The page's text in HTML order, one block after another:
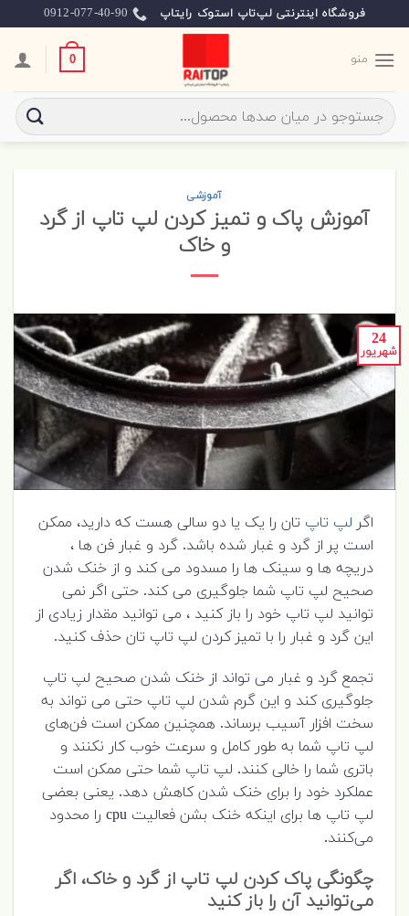
to
content
فروشگاه اینترنتی لپ‌تاپ استوک رایتاپ 0912-077-40-90
منو 0
جستجو
برای:
آموزشی
آموزش پاک و تمیز کردن لپ تاپ از گرد
و خاک
24
شهریور
اگر لپ تاپ تان را یک یا دو سالی هست که دارید، ممکن
است پر از گرد و غبار شده باشد. گرد و غبار فن ها ،
دریچه ها و سینک ها را مسدود می کند و از خنک شدن
صحیح لپ تاپ شما جلوگیری می کند. حتی اگر نمی
توانید لپ تاپ خود را باز کنید ، می توانید مقدار زیادی از
این گرد و غبار را با تمیز کردن لپ تاپ تان حذف کنید.
تجمع گرد و غبار می تواند از خنک شدن صحیح لپ تاپ
جلوگیری کند و این گرم شدن لپ تاپ حتی می تواند به
سخت افزار آسیب برساند. همچنین ممکن است فن‌های
لپ تاپ شما به طور کامل و سرعت خوب کار نکنند و
باتری شما را خالی کنند. لپ تاپ شما حتی ممکن است
عملکرد خود را برای خنک شدن کاهش دهد. یعنی بعضی
لپ تاپ ها برای اینکه خنک بشن فعالیت cpu را محدود
می‌کنند.
چگونگی پاک کردن لپ تاپ از گرد و خاک، اگر
می‌توانید آن را باز کنید